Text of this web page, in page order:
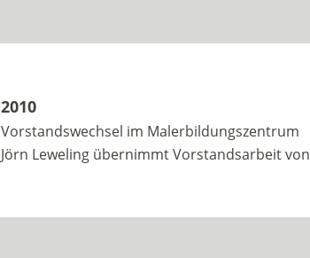
2010
Vorstandswechsel im Malerbildungszentrum
Jörn Leweling übernimmt Vorstandsarbeit